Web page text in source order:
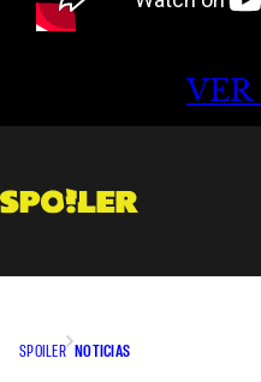
SPOILER NOTICIAS